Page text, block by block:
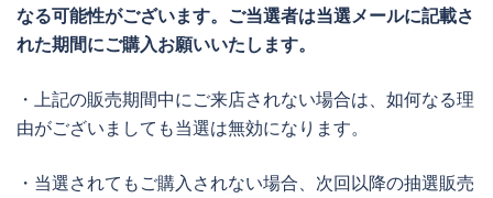
なる可能性がございます。ご当選者は当選メールに記載さ
れた期間にご購入お願いいたします。
・上記の販売期間中にご来店されない場合は、如何なる理
由がございましても当選は無効になります。
・当選されてもご購入されない場合、次回以降の抽選販売